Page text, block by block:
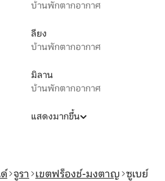
บ้านพักตากอากาศ
ลียง
บ้านพักตากอากาศ
มิลาน
บ้านพักตากอากาศ
แสดงมากขึ้น
จูรา เขตฟร็องช์-มงตาญ ซูเบย์